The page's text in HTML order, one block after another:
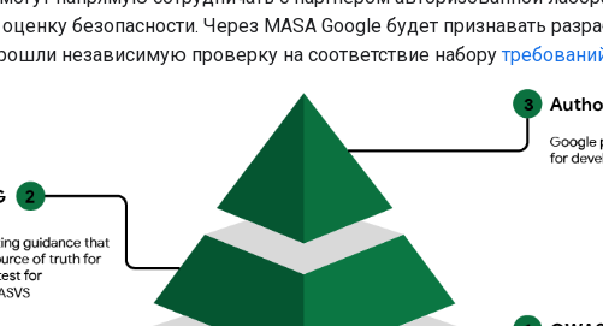
безопасности. Через MASA Google будет признавать
независимую проверку на соответствие набору